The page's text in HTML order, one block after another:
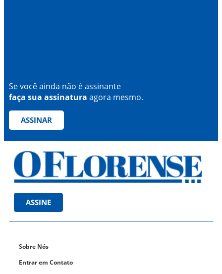
Se você ainda não é assinante
faça sua assinatura agora mesmo.
ASSINAR
ASSINE
Sobre Nós
Entrar em Contato